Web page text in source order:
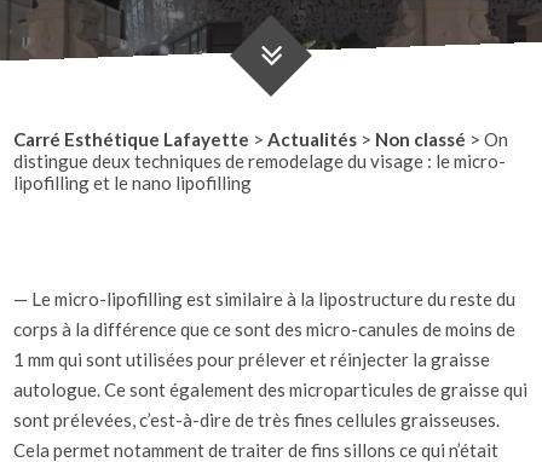
Simulation 3D
Carré Esthétique Lafayette >Actualités > Non classé >On
distingue deux techniques de remodelage du visage : le micro-
lipofilling et le nano lipofilling
— Le micro-lipofilling est similaire à la lipostructure du reste du
corps à la différence que ce sont des micro-canules de moins de
1 mm qui sont utilisées pour prélever et réinjecter la graisse
autologue. Ce sont également des microparticules de graisse qui
sont prélevées, c’est-à-dire de très fines cellules graisseuses.
Cela permet notamment de traiter de fins sillons ce qui n’était